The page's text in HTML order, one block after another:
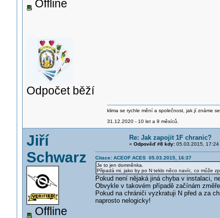
Offline
Odpočet běží
klima se rychle mění a společnost, jak jí známe
31.12.2020 - 10 let a 9 měsíců.
Jiří
Schwarz
Offline
Re: Jak zapojit 1F chranic?
« Odpověď #8 kdy:05.03.2015, 17:24
Citace: ACEOF ACES 05.03.2015, 16:37
Je to jen domněnka.
Připadá mi, jako by po N teklo něco navíc, co může
Pokud není nějaká jiná chyba v instalaci,
Obvykle v takovém případě začínám
Pokud na chrániči vyzkratuji N před a za
naprosto nelogicky!